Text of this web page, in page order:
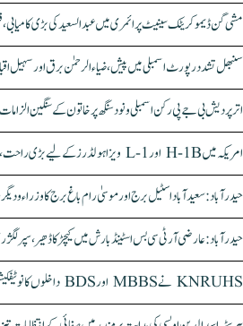
مشی گن ڈیموکریٹک سینیٹ پرائمری میں عبدالسعید کی بڑی کامیابی،
سنبھل تشدد رپورٹ اسمبلی میں پیش، ضیاء الرحمٰن برق اور سہیل
اتر پردیش بی جے پی رکن اسمبلی ونود سنگھ پر خاتون کے سنگین الزامات
امریکہ میں H-1B اور L-1 ویزا ہولڈرز کے لیے بڑی راحت، اب ملک چھوڑے بغیر ویزا تجدید ممکن
حیدرآباد: سعیدآباد اسٹیل برج اور موسیٰ رام باغ برج کا وزراء و
حیدرآباد: عارضی آر ٹی سی بس اسٹینڈ بارش میں کیچڑ کا ڈھیر، سپر
KNRUHS نے MBBS اور BDS داخلوں کا نوٹیفکیشن جاری کر دیا